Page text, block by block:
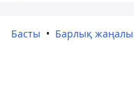
Басты Барлық